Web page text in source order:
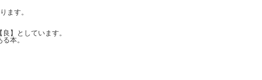
ます。
】としています。
本。